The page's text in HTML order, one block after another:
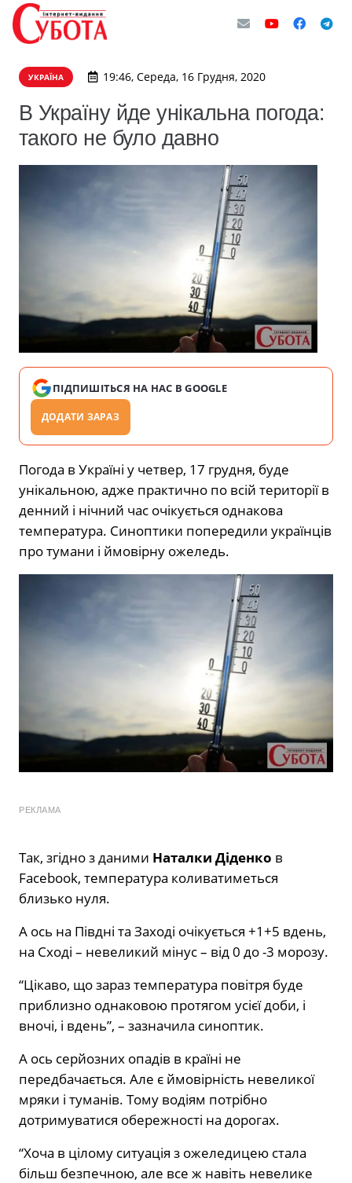
УКРАЇНА 19:46, Середа, 16 Грудня, 2020
В Україну йде унікальна погода:
такого не було давно
ПІДПИШІТЬСЯ НА НАС В GOOGLE
ДОДАТИ ЗАРАЗ
Погода в Україні у четвер, 17 грудня, буде
унікальною, адже практично по всій території в
денний і нічний час очікується однакова
температура. Синоптики попередили українців
про тумани і ймовірну ожеледь.
РЕКЛАМА
Так, згідно з даними Наталки Діденко в
Facebook, температура коливатиметься
близько нуля.
А ось на Півдні та Заході очікується +1+5 вдень,
на Сході – невеликий мінус – від 0 до -3 морозу.
“Цікаво, що зараз температура повітря буде
приблизно однаковою протягом усієї доби, і
вночі, і вдень”, – зазначила синоптик.
А ось серйозних опадів в країні не
передбачається. Але є ймовірність невеликої
мряки і туманів. Тому водіям потрібно
дотримуватися обережності на дорогах.
“Хоча в цілому ситуація з ожеледицею стала
більш безпечною, але все ж навіть невелике